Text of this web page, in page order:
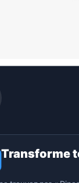
Transforme